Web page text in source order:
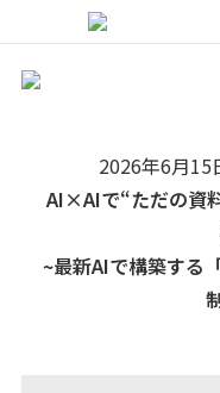
2026年6月
AI×AIで“ただの資
~最新AIで構築する